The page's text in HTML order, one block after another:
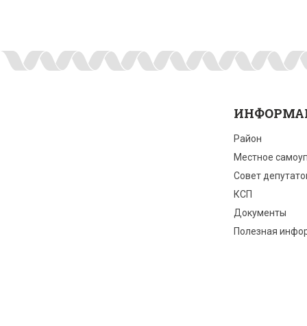
Район
Местное
Совет
КСП
Документы
Полезная